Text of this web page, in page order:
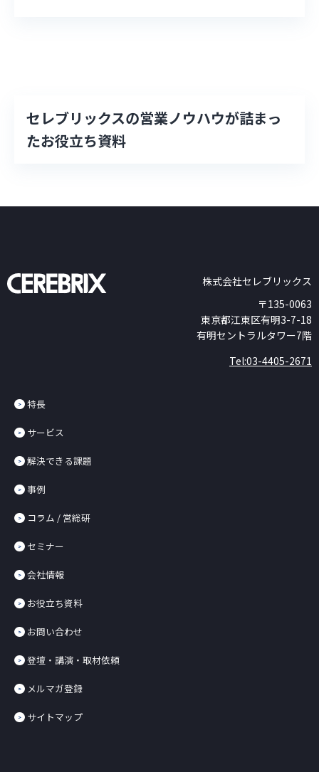
セレブリックスの営業ノウハウが詰まっ
たお役立ち資料
株式会社セレブリックス
〒135-0063
東京都江東区有明3-7-18
有明セントラルタワー7階
Tel:03-4405-2671
特長
サービス
解決できる課題
事例
コラム / 営総研
セミナー
会社情報
お役立ち資料
お問い合わせ
登壇・講演・取材依頼
メルマガ登録
サイトマップ